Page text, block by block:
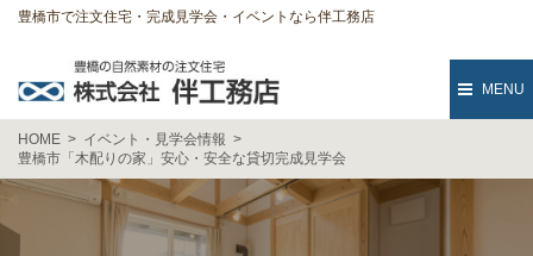
豊橋市で注文住宅・完成見学会・イベントなら伴工務店
MENU
HOME
イベント・見学会情報
豊橋市「木配りの家」安心・安全な貸切完成見学会